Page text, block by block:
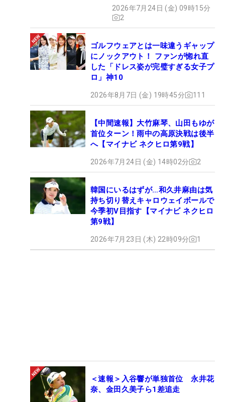
2026年7月24日 (金) 09時15分
2
ゴルフウェアとは一味違うギャップ
にノックアウト！ ファンが惚れ直
した「ドレス姿が完璧すぎる女子プ
ロ」神10
2026年8月7日 (金) 19時45分 111
【中間速報】大竹麻琴、山田もゆが
首位ターン！雨中の高原決戦は後半
へ【マイナビ ネクヒロ第9戦】
2026年7月24日 (金) 14時02分 2
韓国にいるはずが…和久井麻由は気
持ち切り替えキャロウェイボールで
今季初V目指す【マイナビ ネクヒロ
第9戦】
2026年7月23日 (木) 22時09分 1
＜速報＞入谷響が単独首位 永井花
奈、金田久美子ら1差追走